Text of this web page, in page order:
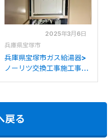
2025年3月6日
兵庫県宝塚市
兵庫県宝塚市ガス給湯器>
ノーリツ交換工事施工事
換
戻る